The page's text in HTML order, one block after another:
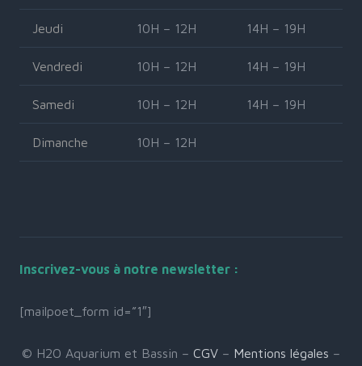
Jeudi 10H – 12H 14H – 19H
Vendredi 10H – 12H 14H – 19H
Samedi 10H – 12H 14H – 19H
Dimanche 10H – 12H
Inscrivez-vous à notre newsletter :
[mailpoet_form id=”1″]
© H2O Aquarium et Bassin – CGV – Mentions légales –